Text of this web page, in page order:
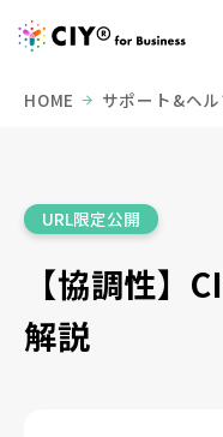
HOME サポート&ヘ
URL限定公開
【協調性】
解説